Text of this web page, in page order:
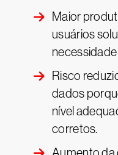
Maior
usuários
Risco
dados
nível
corretos.